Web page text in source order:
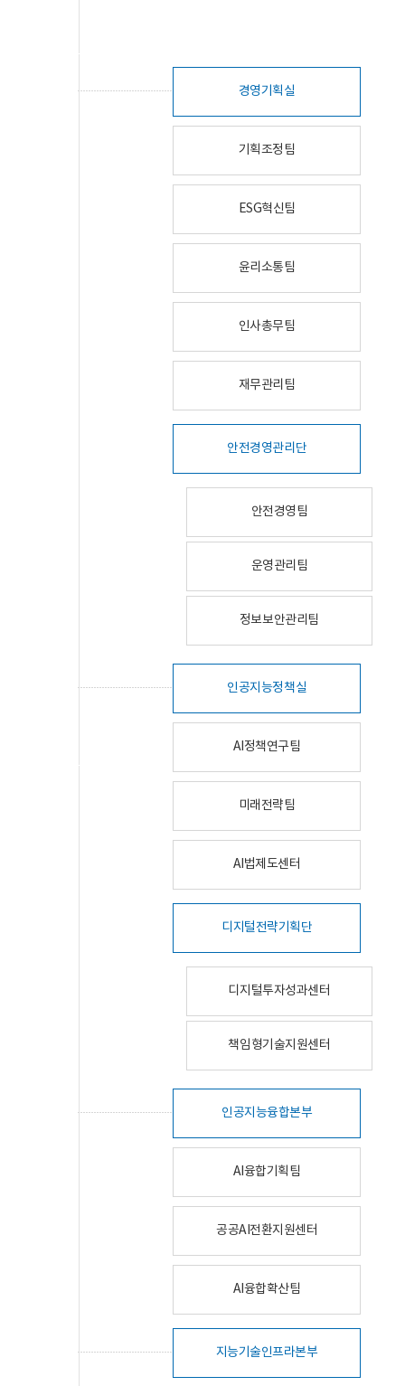
경영기획실
기획조정팀
ESG혁신팀
윤리소통팀
인사총무팀
재무관리팀
안전경영관리단
안전경영팀
운영관리팀
정보보안관리팀
인공지능정책실
AI정책연구팀
미래전략팀
AI법제도센터
디지털전략기획단
디지털투자성과센터
책임형기술지원센터
인공지능융합본부
AI융합기획팀
공공AI전환지원센터
AI융합확산팀
지능기술인프라본부